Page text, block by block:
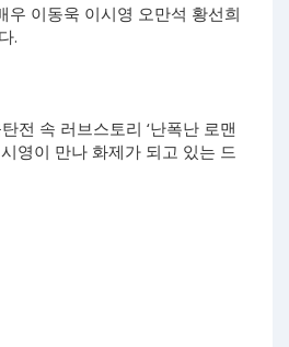
우 이동욱 이시영 오만석 황선희
.
전 속 러브스토리 ‘난폭난 로맨
영이 만나 화제가 되고 있는 드